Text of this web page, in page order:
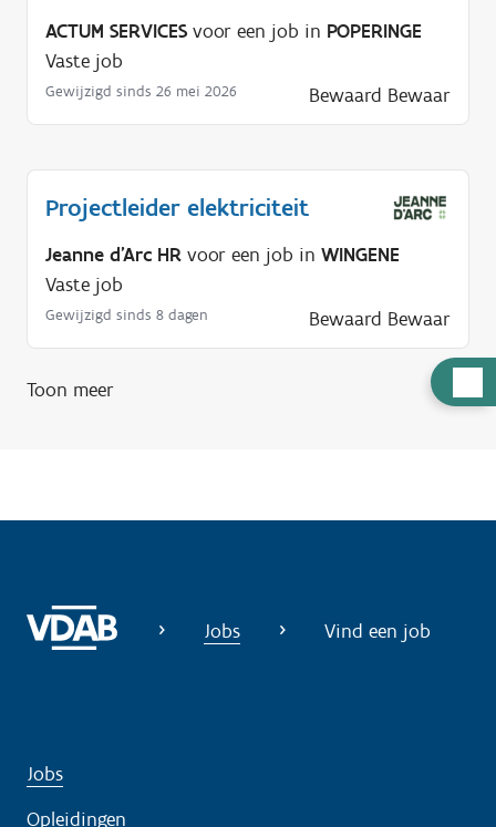
u
ACTUM SERVICES voor een job in POPERINGE
Vaste job
Gewijzigd sinds 26 mei 2026 Bewaard Bewaar
Projectleider elektriciteit
Jeanne d'Arc HR voor een job in WINGENE
Vaste job
Gewijzigd sinds 8 dagen Bewaard Bewaar
Toon meer
Jobs Vind een job
Jobs
Opleidingen